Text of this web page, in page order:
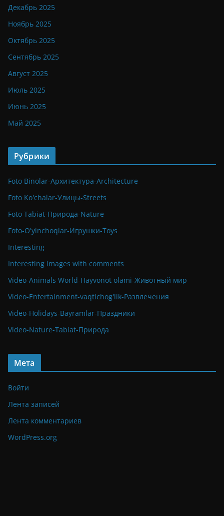
Декабрь 2025
Ноябрь 2025
Октябрь 2025
Сентябрь 2025
Август 2025
Июль 2025
Июнь 2025
Май 2025
Рубрики
Foto Binolar-Архитектура-Architecture
Foto Ko'chalar-Улицы-Streets
Foto Tabiat-Природа-Nature
Foto-O'yinchoqlar-Игрушки-Toys
Interesting
Interesting images with comments
Video-Animals World-Hayvonot olami-Животный мир
Video-Entertainment-vaqtichog'lik-Развлечения
Video-Holidays-Bayramlar-Праздники
Video-Nature-Tabiat-Природа
Мета
Войти
Лента записей
Лента комментариев
WordPress.org